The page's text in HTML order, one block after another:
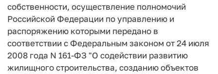
собственности, осуществление полномочий
Российской Федерации по управлению и
распоряжению которыми передано в
соответствии с Федеральным законом от 24 июля
2008 года N 161-ФЗ "О содействии развитию
жилищного строительства, созданию объектов